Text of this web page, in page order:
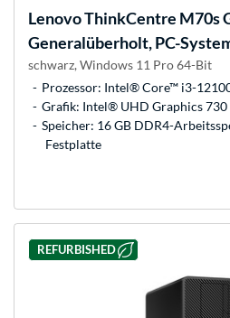
LenovoThinkCentre M70s
Generalüberholt, PC-
schwarz, Windows 11 Pro 64-Bit
Prozessor: Intel® Core™ i3-
Grafik: Intel® UHD Graphics 730
Speicher: 16 GB DDR4-
Festplatte
REFURBISHED